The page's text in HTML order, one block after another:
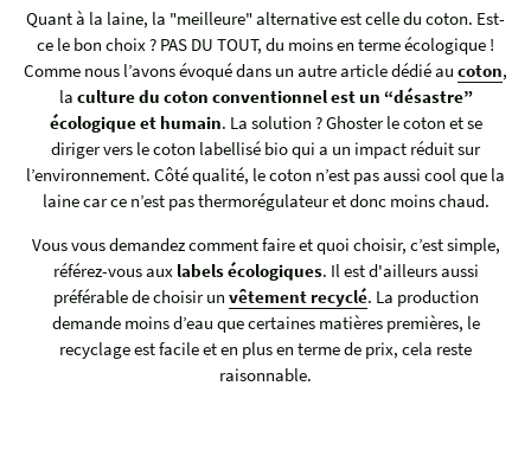
Quant à la laine, la "meilleure" alternative est celle du coton. Est-
ce le bon choix ? PAS DU TOUT, du moins en terme écologique !
Comme nous l’avons évoqué dans un autre article dédié au coton,
la culture du coton conventionnel est un “désastre”
écologique et humain. La solution ? Ghoster le coton et se
diriger vers le coton labellisé bio qui a un impact réduit sur
l’environnement. Côté qualité, le coton n’est pas aussi cool que la
laine car ce n’est pas thermorégulateur et donc moins chaud.
Vous vous demandez comment faire et quoi choisir, c’est simple,
référez-vous aux labels écologiques. Il est d'ailleurs aussi
préférable de choisir un vêtement recyclé. La production
demande moins d’eau que certaines matières premières, le
recyclage est facile et en plus en terme de prix, cela reste
raisonnable.